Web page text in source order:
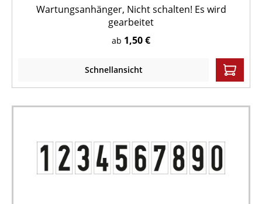
Wartungsanhänger, Nicht schalten! Es wird
gearbeitet
ab 1,50 €
Schnellansicht